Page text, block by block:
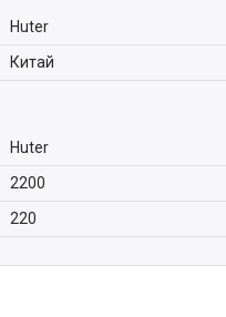
Huter
Китай
Huter
2200
220